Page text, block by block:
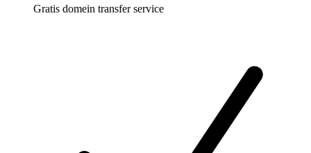
Gratis domein transfer service